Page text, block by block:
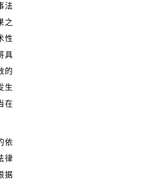
法
之
性
具
的
生
在
依
律
据